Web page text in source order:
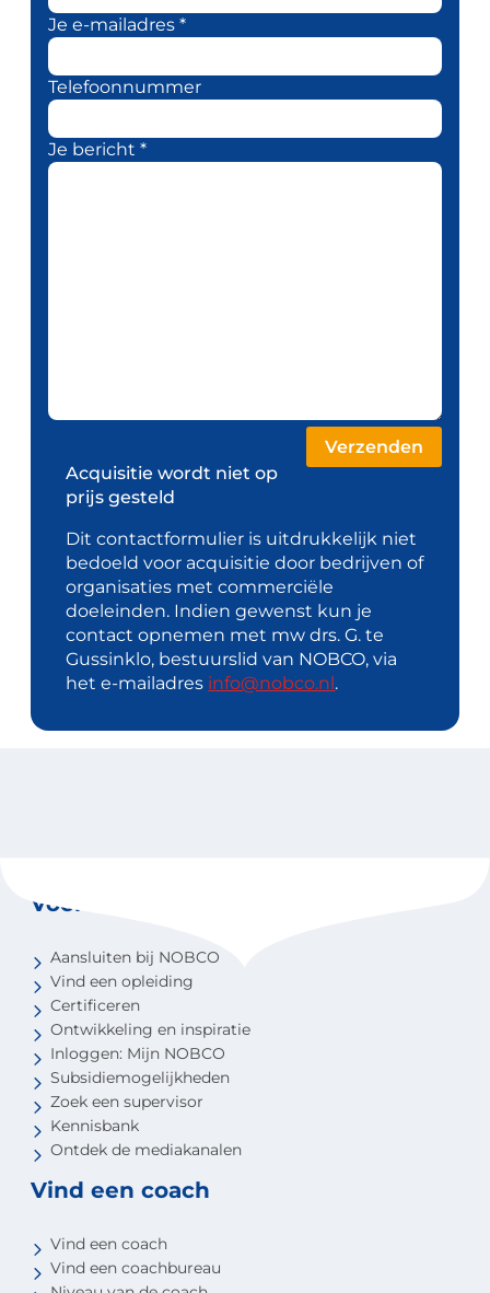
Je e-mailadres *
Telefoonnummer
Je bericht *
Acquisitie wordt niet op
prijs gesteld
Dit contactformulier is uitdrukkelijk niet
bedoeld voor acquisitie door bedrijven of
organisaties met commerciële
doeleinden. Indien gewenst kun je
contact opnemen met mw drs. G. te
Gussinklo, bestuurslid van NOBCO, via
het e-mailadres info@nobco.nl .
Voor coaches
Aansluiten bij NOBCO
Vind een opleiding
Certificeren
Ontwikkeling en inspiratie
Inloggen: Mijn NOBCO
Subsidiemogelijkheden
Zoek een supervisor
Kennisbank
Ontdek de mediakanalen
Vind een coach
Vind een coach
Vind een coachbureau